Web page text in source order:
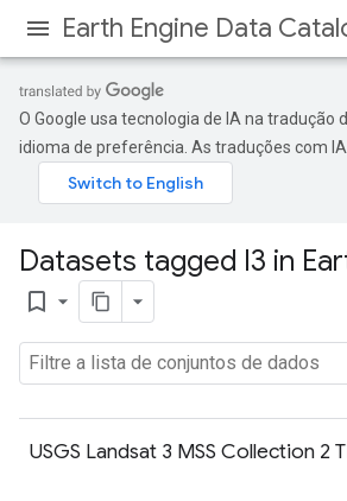
Earth Engine Data
O Google usa tecnologia de IA na tradução
idioma de preferência. As traduções com
Datasets tagged l3 in
bookmark_border
USGS Landsat 3 MSS Collection 2